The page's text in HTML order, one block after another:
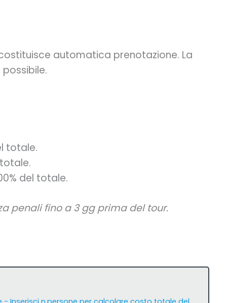
automatica prenotazione. La
totale.
del totale.
penali fino a 3 gg prima del tour.